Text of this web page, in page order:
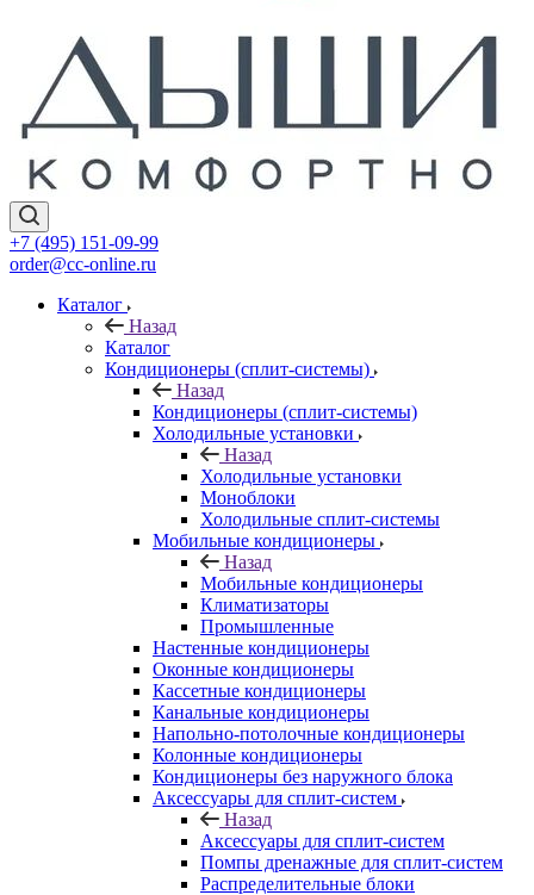
+7 (495) 151-09-99
order@cc-online.ru
Каталог
Назад
Каталог
Кондиционеры (сплит-системы)
Назад
Кондиционеры (сплит-системы)
Холодильные установки
Назад
Холодильные установки
Моноблоки
Холодильные сплит-системы
Мобильные кондиционеры
Назад
Мобильные кондиционеры
Климатизаторы
Промышленные
Настенные кондиционеры
Оконные кондиционеры
Кассетные кондиционеры
Канальные кондиционеры
Напольно-потолочные кондиционеры
Колонные кондиционеры
Кондиционеры без наружного блока
Аксессуары для сплит-систем
Назад
Аксессуары для сплит-систем
Помпы дренажные для сплит-систем
Распределительные блоки